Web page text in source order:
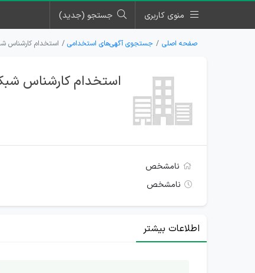
منوی کاربری جستجو (جدید)
صفحه اصلی جستجوی آگهی‌های استخدامی استخدام کارشناس
استخدام کارشناس
نامشخص
نامشخص
اطلاعات بیشتر